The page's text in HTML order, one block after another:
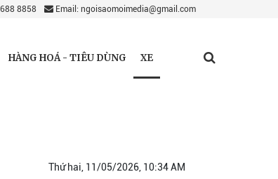
8858 Email: ngoisaomoimedia@gmail.com
HÀNG HOÁ - TIÊU DÙNG XE
Thứ hai, 11/05/2026, 10:34 AM